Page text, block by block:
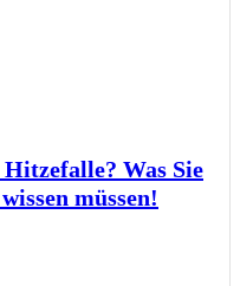
Hitzefalle? Was Sie
müssen!